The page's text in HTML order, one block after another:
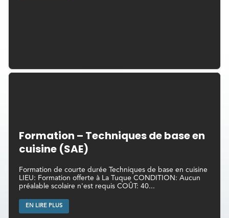
Formation – Techniques de base en
cuisine (SAE)
Formation de courte durée Techniques de base en cuisine
LIEU: Formation offerte à La Tuque CONDITION: Aucun
préalable scolaire n'est requis COÛT: 40...
EN LIRE PLUS